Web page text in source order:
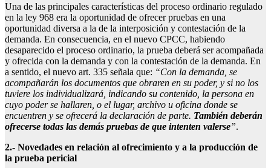
Una de las principales características del proceso ordinario regulado
en la ley 968 era la oportunidad de ofrecer pruebas en una
oportunidad diversa a la de la interposición y contestación de la
demanda. En consecuencia, en el nuevo CPCC, habiendo
desaparecido el proceso ordinario, la prueba deberá ser acompañada
y ofrecida con la demanda y con la contestación de la demanda. En
a sentido, el nuevo art. 335 señala que: “Con la demanda, se
acompañarán los documentos que obraren en su poder, y si no los
tuviere los individualizará, indicando su contenido, la persona en
cuyo poder se hallaren, o el lugar, archivo u oficina donde se
encuentren y se ofrecerá la declaración de parte. También deberán
ofrecerse todas las demás pruebas de que intenten valerse”.
2.- Novedades en relación al ofrecimiento y a la producción de
la prueba pericial